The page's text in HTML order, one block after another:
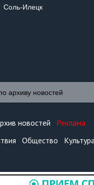
Соль-Илецк
новостей
Реклама
Общество